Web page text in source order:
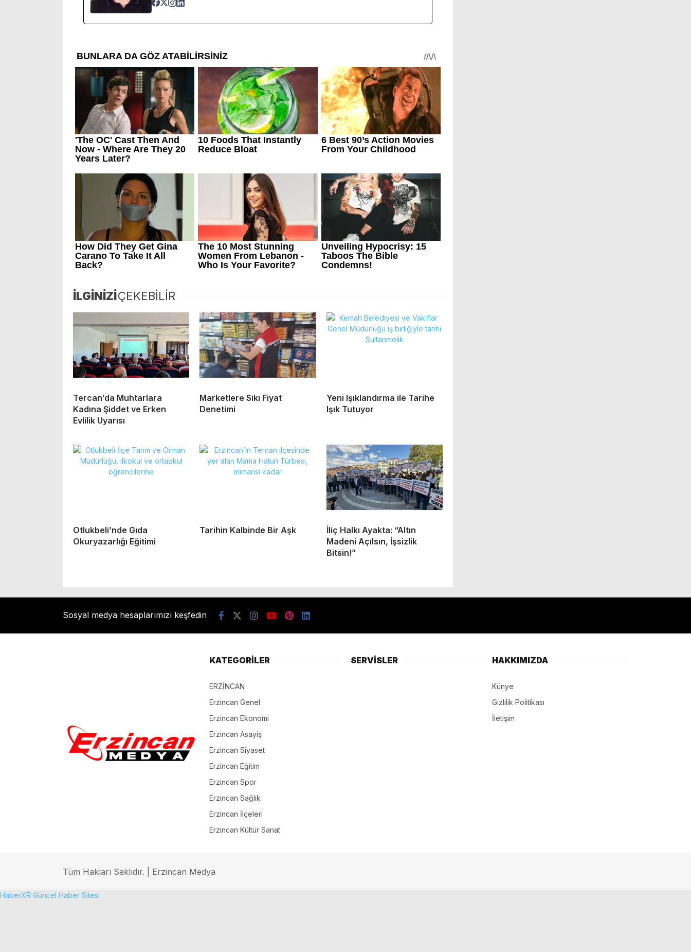
İLGİNİZİÇEKEBİLİR
Tercan’da Muhtarlara
Kadına Şiddet ve Erken
Evlilik Uyarısı
Marketlere Sıkı Fiyat
Denetimi
Yeni Işıklandırma ile Tarihe
Işık Tutuyor
Otlukbeli’nde Gıda
Okuryazarlığı Eğitimi
Tarihin Kalbinde Bir Aşk
İliç Halkı Ayakta: “Altın
Madeni Açılsın, İşsizlik
Bitsin!”
Sosyal medya hesaplarımızı keşfedin
KATEGORİLER
ERZİNCAN
Erzincan Genel
Erzincan Ekonomi
Erzincan Asayiş
Erzincan Siyaset
Erzincan Eğitim
Erzincan Spor
Erzincan Sağlık
Erzincan İlçeleri
Erzincan Kültür Sanat
SERVİSLER HAKKIMIZDA
Künye
Gizlilik Politikası
İletişim
Tüm Hakları Saklıdır. | Erzincan Medya
HaberXR Güncel Haber Sitesi